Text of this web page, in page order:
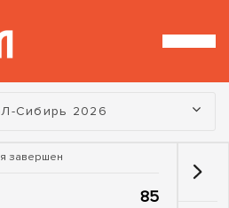
Сибирь 2026
завершен
85